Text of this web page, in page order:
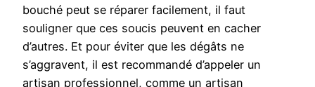
bouché peut se réparer facilement, il faut
souligner que ces soucis peuvent en cacher
d’autres. Et pour éviter que les dégâts ne
s’aggravent, il est recommandé d’appeler un
artisan professionnel, comme un artisan